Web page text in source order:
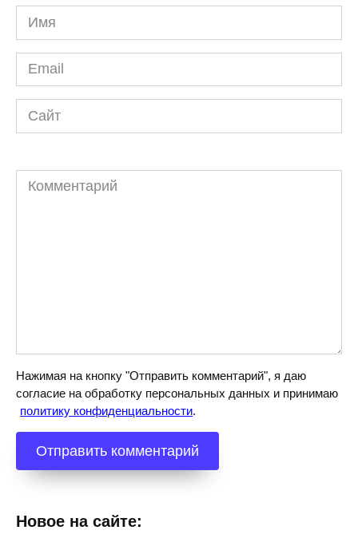
Имя
*
Email
*
Сайт
Комментарий
Нажимая на кнопку "Отправить комментарий", я даю
согласие на обработку персональных данных и принимаю
политику конфиденциальности.
Новое на сайте: